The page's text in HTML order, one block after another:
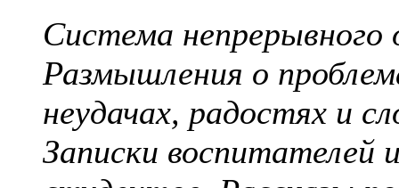
Система непрерывного
Размышления о
неудачах, радостях и
Записки воспитателей